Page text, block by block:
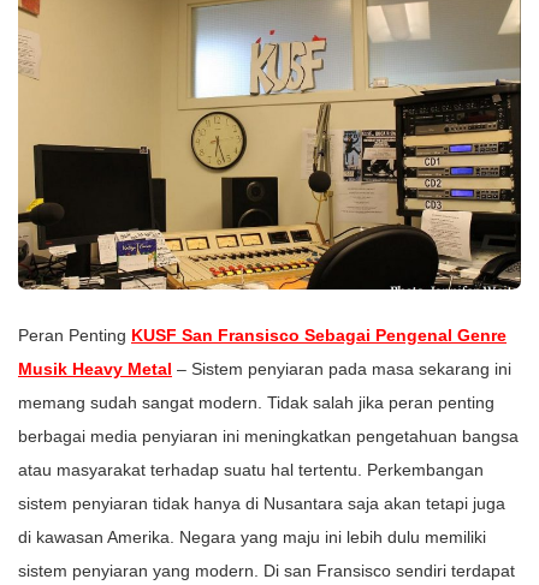
Peran Penting KUSF San Fransisco Sebagai Pengenal Genre
Musik Heavy Metal – Sistem penyiaran pada masa sekarang ini
memang sudah sangat modern. Tidak salah jika peran penting
berbagai media penyiaran ini meningkatkan pengetahuan bangsa
atau masyarakat terhadap suatu hal tertentu. Perkembangan
sistem penyiaran tidak hanya di Nusantara saja akan tetapi juga
di kawasan Amerika. Negara yang maju ini lebih dulu memiliki
sistem penyiaran yang modern. Di san Fransisco sendiri terdapat